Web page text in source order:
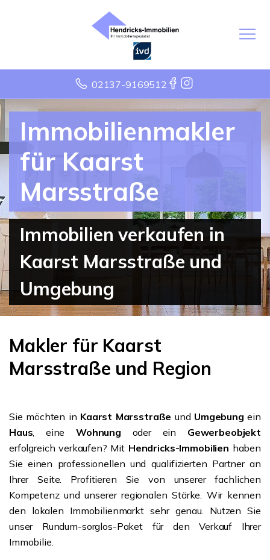
02137-9169512
Immobilienmakler
für Kaarst
Marsstraße
Immobilien verkaufen in
Kaarst Marsstraße und
Umgebung
Makler für Kaarst
Marsstraße und Region
Sie möchten in Kaarst Marsstraße und Umgebungein
Haus, eine Wohnung oder ein Gewerbeobjekt
erfolgreich verkaufen? Mit Hendricks-Immobilien haben
Sie einen professionellen und qualifizierten Partner an
Ihrer Seite. Profitieren Sie von unserer fachlichen
Kompetenz und unserer regionalen Stärke. Wir kennen
den lokalen Immobilienmarkt sehr genau. Nutzen Sie
unser Rundum-sorglos-Paket für den Verkauf Ihrer
Immobilie.